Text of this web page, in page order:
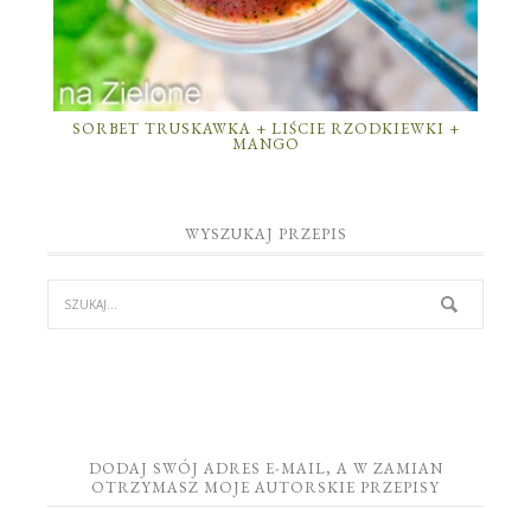
SORBET TRUSKAWKA + LIŚCIE RZODKIEWKI +
MANGO
WYSZUKAJ PRZEPIS
DODAJ SWÓJ ADRES E-MAIL, A W ZAMIAN
OTRZYMASZ MOJE AUTORSKIE PRZEPISY